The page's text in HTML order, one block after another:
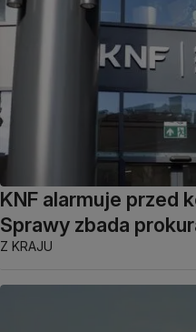
KNF alarmuje przed
Sprawy zbada
Z KRAJU